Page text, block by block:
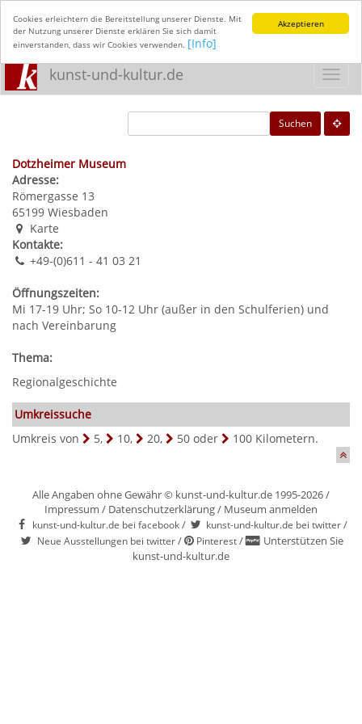
Akzeptieren
Cookies erleichtern die Bereitstellung unserer Dienste. Mit
der Nutzung unserer Dienste erklären Sie sich damit
einverstanden, dass wir Cookies verwenden. [Info]
kunst-und-kultur.de
Suchen
Dotzheimer Museum
Adresse:
Römergasse 13
65199 Wiesbaden
Karte
Kontakte:
+49-(0)611 - 41 03 21
Öffnungszeiten:
Mi 17-19 Uhr; So 10-12 Uhr (außer in den Schulferien) und
nach Vereinbarung
Thema:
Regionalgeschichte
Umkreissuche
Umkreis von
5, 10, 20, 50 oder 100 Kilometern.
Alle Angaben ohne Gewähr © kunst-und-kultur.de 1995-2026 /
Impressum / Datenschutzerklärung/ Museum anmelden
kunst-und-kultur.de bei facebook/ kunst-und-kultur.de bei twitter/
Neue Ausstellungen bei twitter/ Pinterest/
Unterstützen Sie
kunst-und-kultur.de